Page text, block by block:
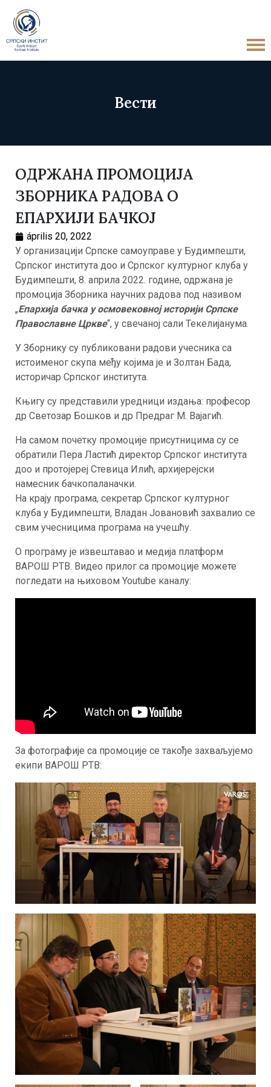
Вести
ОДРЖАНА ПРОМОЦИЈА
ЗБОРНИКА РАДОВА О
ЕПАРХИЈИ БАЧКОЈ
április 20, 2022
У организацији Српске самоуправе у Будимпешти,
Српског института доо и Српског културног клуба у
Будимпешти, 8. априла 2022. године, одржана је
промоција Зборника научних радова под називом
„Епархија бачка у осмовековној историји Српске
Православне Цркве“, у свечаној сали Текелијанума.
У Зборнику су публиковани радови учесника са
истоименог скупа међу којима је и Золтан Бада,
историчар Српског института.
Књигу су представили уредници издања: професор
др Светозар Бошков и др Предраг М. Вајагић.
На самом почетку промоције присутницима су се
обратили Пера Ластић директор Српског института
доо и протојереј Стевица Илић, aрхијерејски
намесник бачкопаланачки.
На крају програма, секретар Српског културног
клуба у Будимпешти, Владан Јовановић захвалио се
свим учесницима програма на учешћу.
О програму је извештавао и медија платформ
ВАРОШ PТВ. Видео прилог са промоције можете
погледати на њиховом Youtube каналу:
За фотографије са промоције се такође захваљујемо
екипи ВАРОШ РТВ: